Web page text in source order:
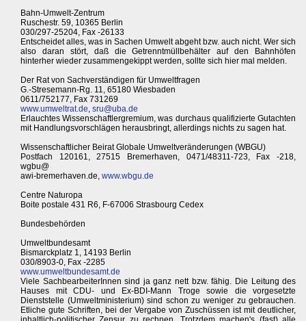
Bahn-Umwelt-Zentrum
Ruschestr. 59, 10365 Berlin
030/297-25204, Fax -26133
Entscheidet alles, was in Sachen Umwelt abgeht bzw. auch nicht. Wer sich
also daran stört, daß die Getrenntmüllbehälter auf den Bahnhöfen
hinterher wieder zusammengekippt werden, sollte sich hier mal melden.
Der Rat von Sachverständigen für Umweltfragen
G.-Stresemann-Rg. 11, 65180 Wiesbaden
0611/752177, Fax 731269
www.umweltrat.de, sru@uba.de
Erlauchtes Wissenschaftlergremium, was durchaus qualifizierte Gutachten
mit Handlungsvorschlägen herausbringt, allerdings nichts zu sagen hat.
Wissenschaftlicher Beirat Globale Umweltveränderungen (WBGU)
Postfach 120161, 27515 Bremerhaven, 0471/48311-723, Fax -218,
wgbu@
awi-bremerhaven.de, www.wbgu.de
Centre Naturopa
Boite postale 431 R6, F-67006 Strasbourg Cedex
Bundesbehörden
Umweltbundesamt
Bismarckplatz 1, 14193 Berlin
030/8903-0, Fax -2285
www.umweltbundesamt.de
Viele SachbearbeiterInnen sind ja ganz nett bzw. fähig. Die Leitung des
Hauses mit CDU- und Ex-BDI-Mann Troge sowie die vorgesetzte
Dienststelle (Umweltministerium) sind schon zu weniger zu gebrauchen.
Etliche gute Schriften, bei der Vergabe von Zuschüssen ist mit deutlicher,